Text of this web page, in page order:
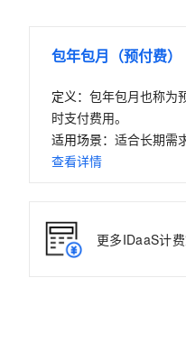
包年包月（预付费）
定义： 包年包月也称为
时支付费用。
适用场景： 适合长期需
查看详情
更多IDaaS计